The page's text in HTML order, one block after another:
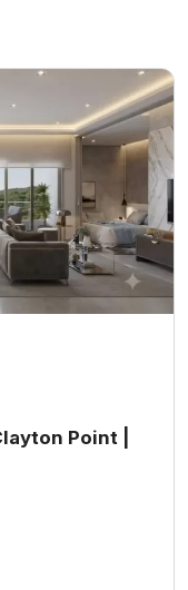
Point |